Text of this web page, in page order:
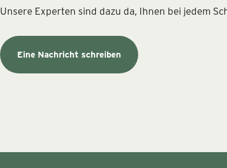
Unsere Experten sind dazu da, Ihnen bei jedem
Eine Nachricht schreiben